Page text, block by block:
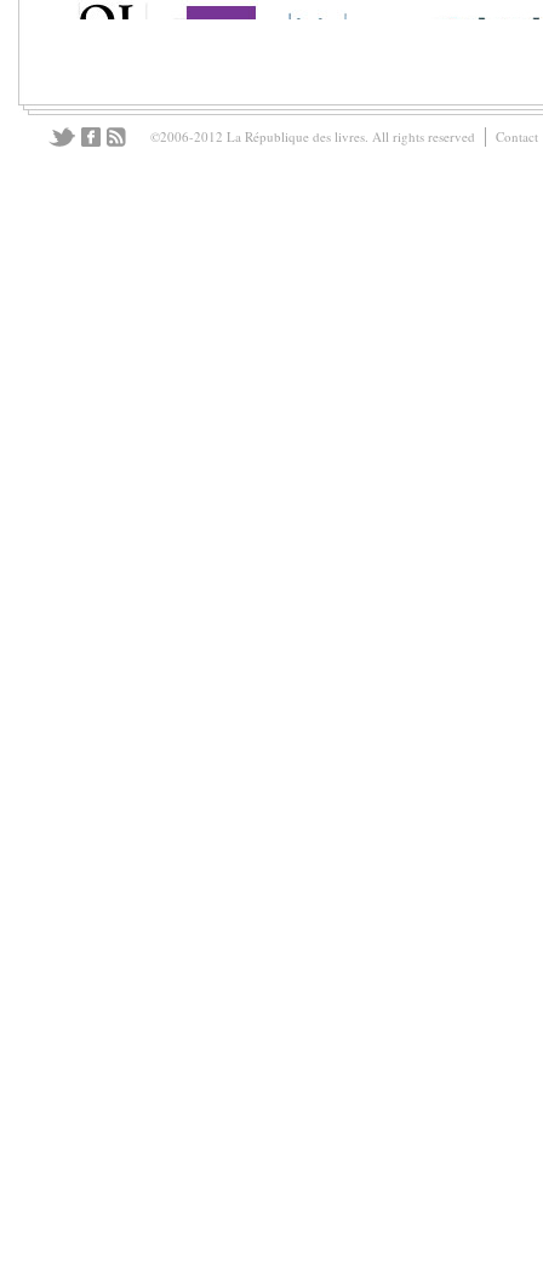
©2006-2012 La République des livres. All rights reserved Contact